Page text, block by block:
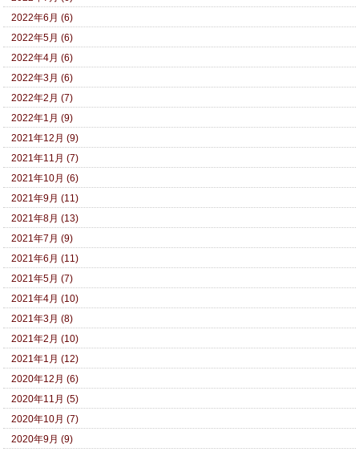
2022年6月 (6)
2022年5月 (6)
2022年4月 (6)
2022年3月 (6)
2022年2月 (7)
2022年1月 (9)
2021年12月 (9)
2021年11月 (7)
2021年10月 (6)
2021年9月 (11)
2021年8月 (13)
2021年7月 (9)
2021年6月 (11)
2021年5月 (7)
2021年4月 (10)
2021年3月 (8)
2021年2月 (10)
2021年1月 (12)
2020年12月 (6)
2020年11月 (5)
2020年10月 (7)
2020年9月 (9)